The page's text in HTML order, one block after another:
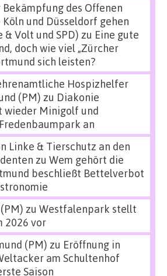
des Offenen
und Düsseldorf gehen
& Volt und SPD) zu Eine gute
doch wie viel „Zürcher
sich leisten?
Hospizhelfer
(PM) zu Diakonie
wieder Minigolf und
an
Linke & Tierschutz an den
zu Wem gehört die
beschließt Bettelverbot
zu Westfalenpark stellt
2026 vor
(PM) zu Eröffnung in
am Schultenhof
Saison